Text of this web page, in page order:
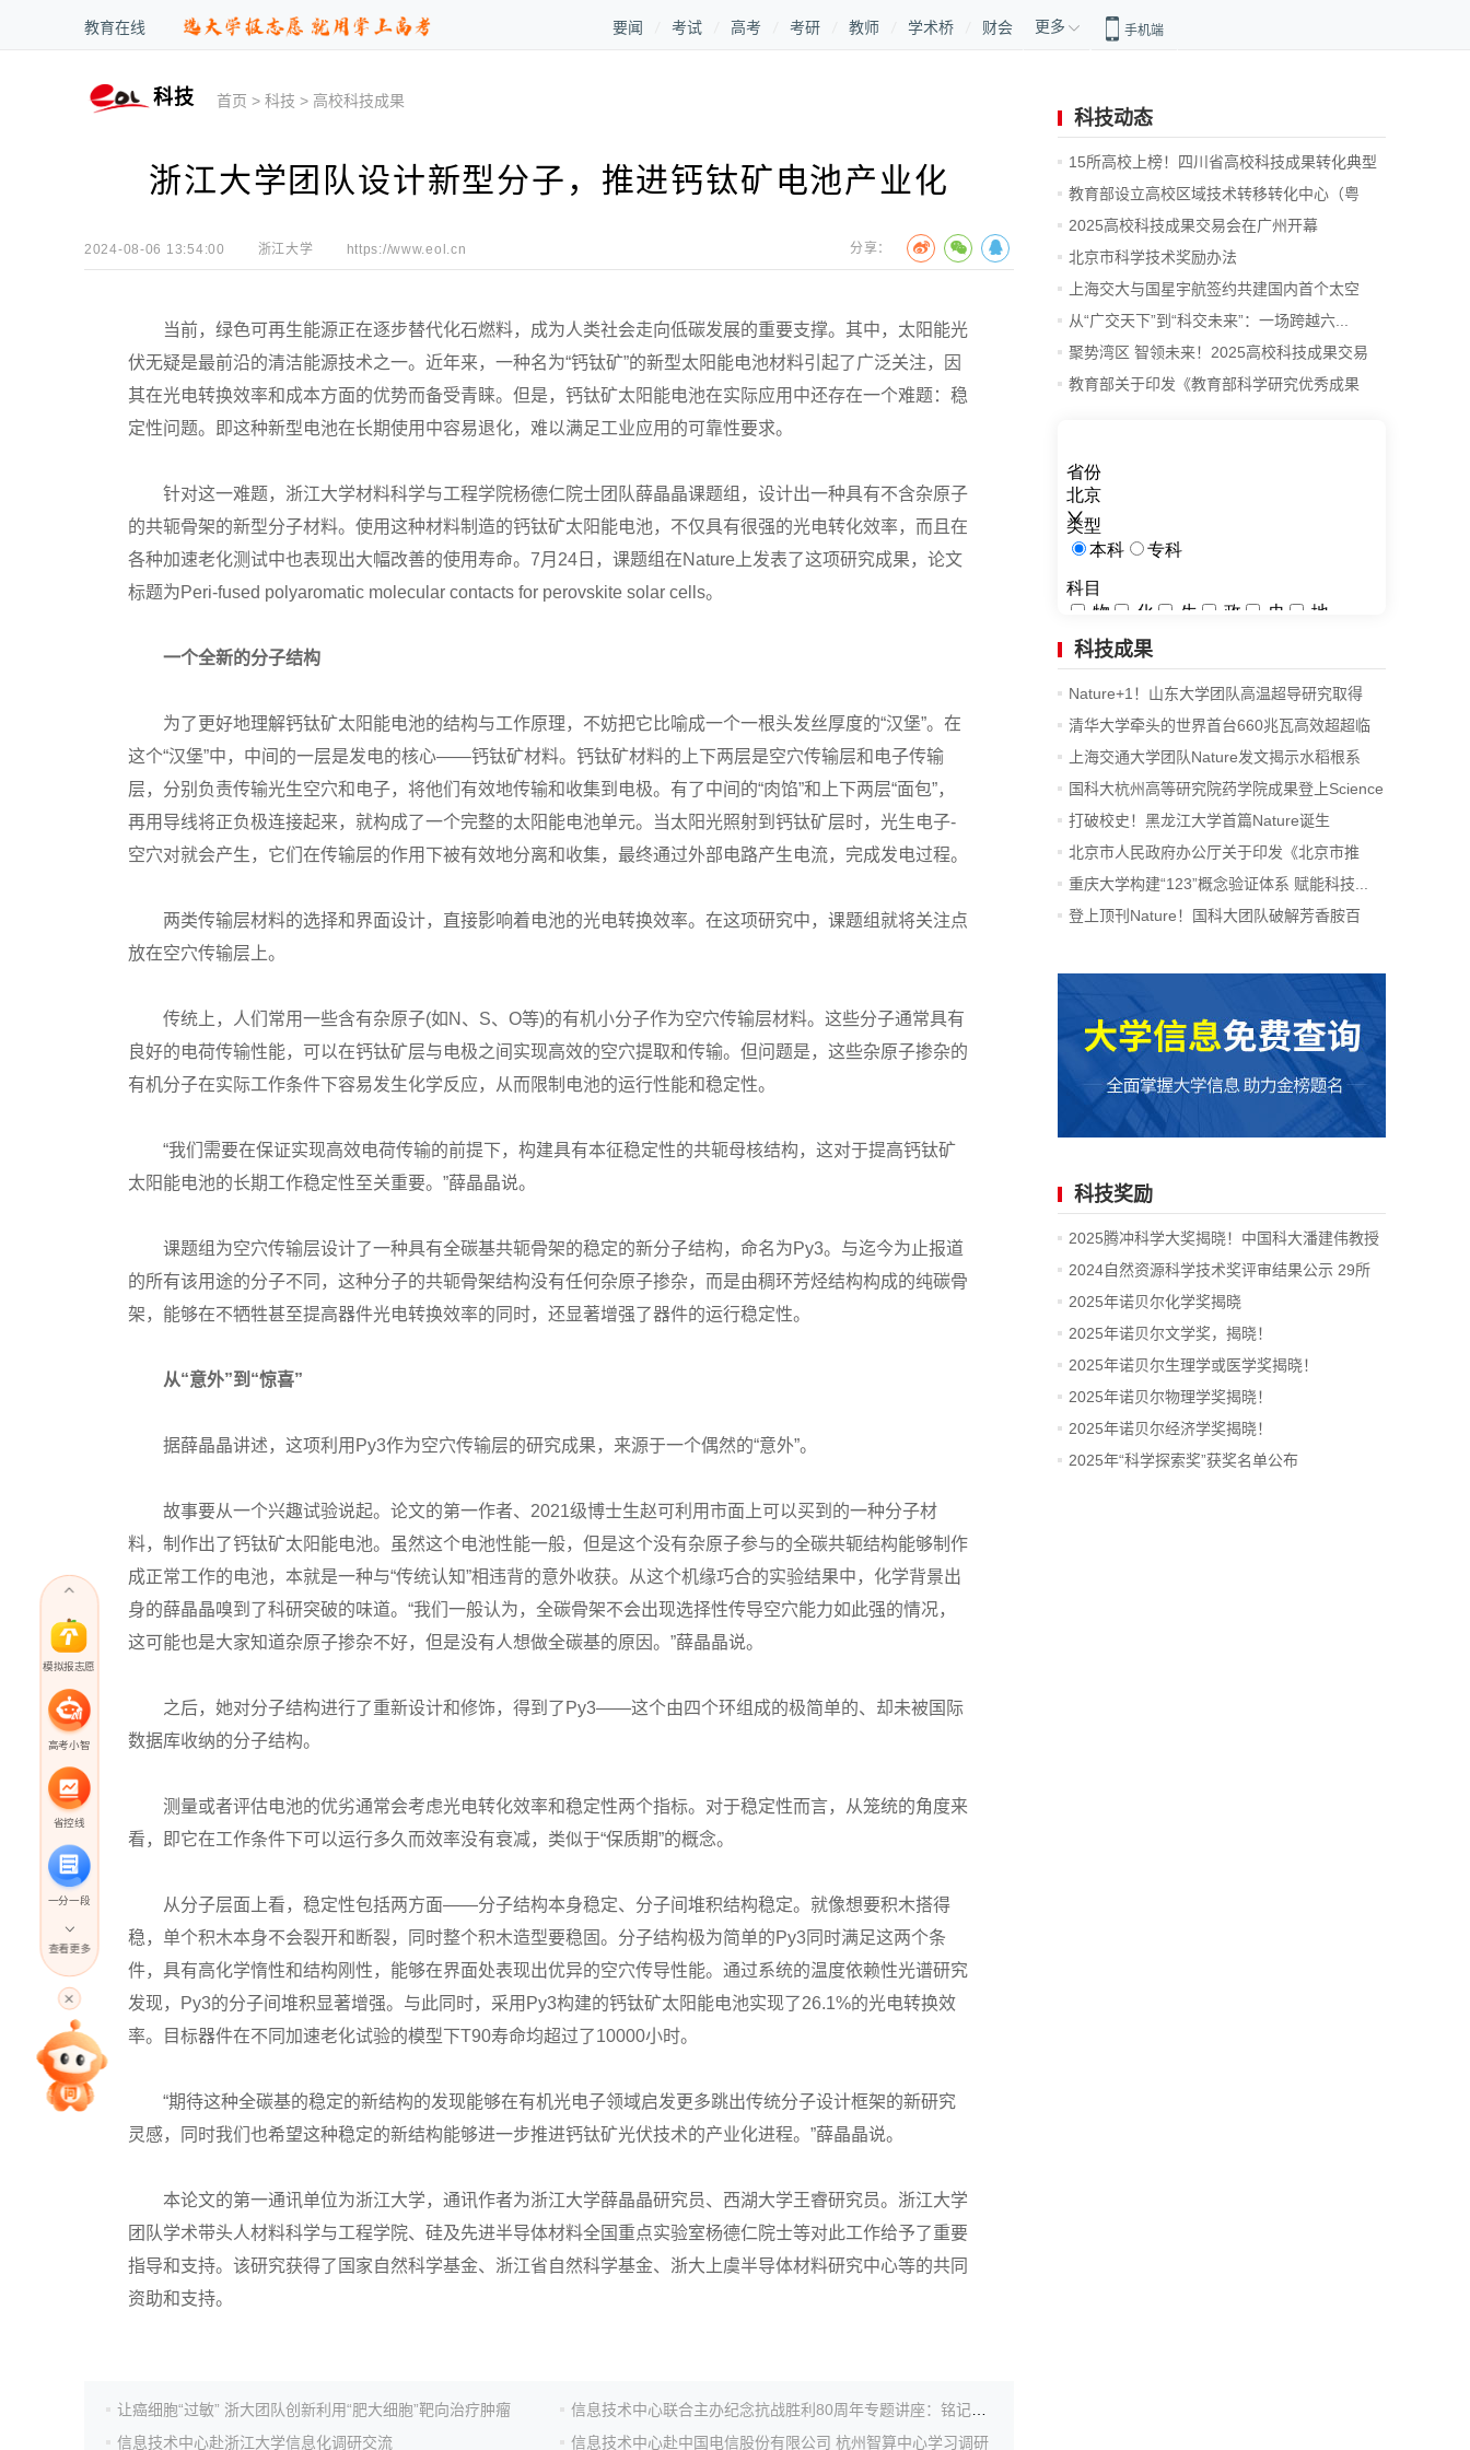
教育在线 要闻 考试 高考 考研 教师 学术桥 财会 更多 手机端
科技 首页 >科技 > 高校科技成果
浙江大学团队设计新型分子，推进钙钛矿电池产业化
2024-08-06 13:54:00 浙江大学 https://www.eol.cn 分享：
当前，绿色可再生能源正在逐步替代化石燃料，成为人类社会走向低碳发展的重要支撑。其中，太阳能光
伏无疑是最前沿的清洁能源技术之一。近年来，一种名为“钙钛矿”的新型太阳能电池材料引起了广泛关注，因
其在光电转换效率和成本方面的优势而备受青睐。但是，钙钛矿太阳能电池在实际应用中还存在一个难题：稳
定性问题。即这种新型电池在长期使用中容易退化，难以满足工业应用的可靠性要求。
针对这一难题，浙江大学材料科学与工程学院杨德仁院士团队薛晶晶课题组，设计出一种具有不含杂原子
的共轭骨架的新型分子材料。使用这种材料制造的钙钛矿太阳能电池，不仅具有很强的光电转化效率，而且在
各种加速老化测试中也表现出大幅改善的使用寿命。7月24日，课题组在Nature上发表了这项研究成果，论文
标题为Peri-fused polyaromatic molecular contacts for perovskite solar cells。
一个全新的分子结构
为了更好地理解钙钛矿太阳能电池的结构与工作原理，不妨把它比喻成一个一根头发丝厚度的“汉堡”。在
这个“汉堡”中，中间的一层是发电的核心——钙钛矿材料。钙钛矿材料的上下两层是空穴传输层和电子传输
层，分别负责传输光生空穴和电子，将他们有效地传输和收集到电极。有了中间的“肉馅”和上下两层“面包”，
再用导线将正负极连接起来，就构成了一个完整的太阳能电池单元。当太阳光照射到钙钛矿层时，光生电子-
空穴对就会产生，它们在传输层的作用下被有效地分离和收集，最终通过外部电路产生电流，完成发电过程。
两类传输层材料的选择和界面设计，直接影响着电池的光电转换效率。在这项研究中，课题组就将关注点
放在空穴传输层上。
传统上，人们常用一些含有杂原子(如N、S、O等)的有机小分子作为空穴传输层材料。这些分子通常具有
良好的电荷传输性能，可以在钙钛矿层与电极之间实现高效的空穴提取和传输。但问题是，这些杂原子掺杂的
有机分子在实际工作条件下容易发生化学反应，从而限制电池的运行性能和稳定性。
“我们需要在保证实现高效电荷传输的前提下，构建具有本征稳定性的共轭母核结构，这对于提高钙钛矿
太阳能电池的长期工作稳定性至关重要。”薛晶晶说。
课题组为空穴传输层设计了一种具有全碳基共轭骨架的稳定的新分子结构，命名为Py3。与迄今为止报道
的所有该用途的分子不同，这种分子的共轭骨架结构没有任何杂原子掺杂，而是由稠环芳烃结构构成的纯碳骨
架，能够在不牺牲甚至提高器件光电转换效率的同时，还显著增强了器件的运行稳定性。
从“意外”到“惊喜”
据薛晶晶讲述，这项利用Py3作为空穴传输层的研究成果，来源于一个偶然的“意外”。
故事要从一个兴趣试验说起。论文的第一作者、2021级博士生赵可利用市面上可以买到的一种分子材
料，制作出了钙钛矿太阳能电池。虽然这个电池性能一般，但是这个没有杂原子参与的全碳共轭结构能够制作
成正常工作的电池，本就是一种与“传统认知”相违背的意外收获。从这个机缘巧合的实验结果中，化学背景出
身的薛晶晶嗅到了科研突破的味道。“我们一般认为，全碳骨架不会出现选择性传导空穴能力如此强的情况，
这可能也是大家知道杂原子掺杂不好，但是没有人想做全碳基的原因。”薛晶晶说。
之后，她对分子结构进行了重新设计和修饰，得到了Py3——这个由四个环组成的极简单的、却未被国际
数据库收纳的分子结构。
测量或者评估电池的优劣通常会考虑光电转化效率和稳定性两个指标。对于稳定性而言，从笼统的角度来
看，即它在工作条件下可以运行多久而效率没有衰减，类似于“保质期”的概念。
从分子层面上看，稳定性包括两方面——分子结构本身稳定、分子间堆积结构稳定。就像想要积木搭得
稳，单个积木本身不会裂开和断裂，同时整个积木造型要稳固。分子结构极为简单的Py3同时满足这两个条
件，具有高化学惰性和结构刚性，能够在界面处表现出优异的空穴传导性能。通过系统的温度依赖性光谱研究
发现，Py3的分子间堆积显著增强。与此同时，采用Py3构建的钙钛矿太阳能电池实现了26.1%的光电转换效
率。目标器件在不同加速老化试验的模型下T90寿命均超过了10000小时。
“期待这种全碳基的稳定的新结构的发现能够在有机光电子领域启发更多跳出传统分子设计框架的新研究
灵感，同时我们也希望这种稳定的新结构能够进一步推进钙钛矿光伏技术的产业化进程。”薛晶晶说。
本论文的第一通讯单位为浙江大学，通讯作者为浙江大学薛晶晶研究员、西湖大学王睿研究员。浙江大学
团队学术带头人材料科学与工程学院、硅及先进半导体材料全国重点实验室杨德仁院士等对此工作给予了重要
指导和支持。该研究获得了国家自然科学基金、浙江省自然科学基金、浙大上虞半导体材料研究中心等的共同
资助和支持。
让癌细胞“过敏” 浙大团队创新利用“肥大细胞”靶向治疗肿瘤
信息技术中心赴浙江大学信息化调研交流
信息技术中心赴中国电信股份有限公司 杭州智算中心学习调研
科技动态
15所高校上榜！四川省高校科技成果转化典型
案例
教育部设立高校区域技术转移转化中心（粤
港...
2025高校科技成果交易会在广州开幕
北京市科学技术奖励办法
上海交大与国星宇航签约共建国内首个太空
计...
从“广交天下”到“科交未来”：一场跨越六...
聚势湾区 智领未来！2025高校科技成果交易
会...
教育部关于印发《教育部科学研究优秀成果
模拟报志愿
高考小智
省控线
一分一段
高考直播
专家指导课
查看更多
科技成果
Nature+1！山东大学团队高温超导研究取得
重...
清华大学牵头的世界首台660兆瓦高效超超临
界...
上海交通大学团队Nature发文揭示水稻根系
精...
国科大杭州高等研究院药学院成果登上Science
打破校史！黑龙江大学首篇Nature诞生
北京市人民政府办公厅关于印发《北京市推
进...
重庆大学构建“123”概念验证体系 赋能科技...
登上顶刊Nature！国科大团队破解芳香胺百
科技奖励
2025腾冲科学大奖揭晓！中国科大潘建伟教授
获奖
2024自然资源科学技术奖评审结果公示 29所
高...
2025年诺贝尔化学奖揭晓
2025年诺贝尔文学奖，揭晓！
2025年诺贝尔生理学或医学奖揭晓！
2025年诺贝尔物理学奖揭晓！
2025年诺贝尔经济学奖揭晓！
2025年“科学探索奖”获奖名单公布